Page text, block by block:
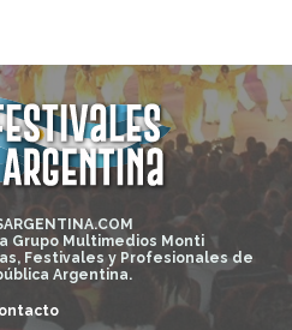
Grupo Multimedios Monti
Festivales y Profesionales de
Argentina.